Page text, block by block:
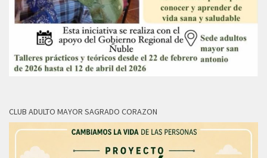
CLUB ADULTO MAYOR SAGRADO CORAZON